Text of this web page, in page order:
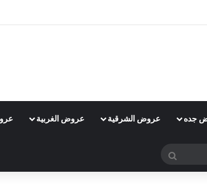
جده عروض الشرقية عروض الغربية
بحث